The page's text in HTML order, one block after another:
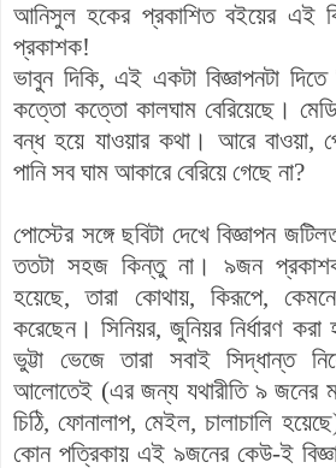
আনিসুল হকের প্রকাশিতবইয়ের এই
প্রকাশক!
ভাবুন দিকি, এই একটা বিজ্ঞাপনটা
কত্তো কত্তো কালঘাম বেরিয়েছে।
বন্ধ হয়ে যাওয়ার কথা। আরে বাওয়া,
পানি সব ঘাম আকারে বেরিয়ে গেছে না?
পোস্টের সঙ্গে ছবিটা দেখে বিজ্ঞাপন
ততটা সহজ কিন্তু না। ৯জন প্রকাশক
হয়েছে, তারা কোথায়, কিরূপে,
করেছেন। সিনিয়র, জুনিয়র নির্ধারণ
ভুট্টা ভেজে তারা সবাই সিদ্ধান্ত
আলোতেই (এর জন্য যথারীতি ৯ জনের
চিঠি, ফোনালাপ,মেইল, চালাচালি
কোন পত্রিকায় এই ৯জনের কেউ-ই